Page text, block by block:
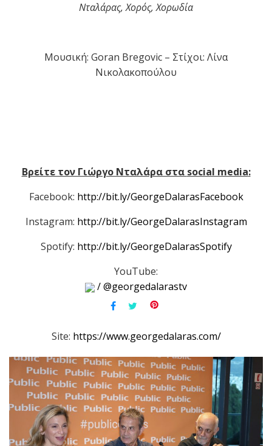
Νταλάρας, Χορός, Χορωδία
Μουσική: Goran Bregovic – Στίχοι: Λίνα
Νικολακοπούλου
Βρείτε τον Γιώργο Νταλάρα στα social media:
Facebook: http://bit.ly/GeorgeDalarasFacebook
Instagram: http://bit.ly/GeorgeDalarasInstagram
Spotify: http://bit.ly/GeorgeDalarasSpotify
YouTube:
/ @georgedalarastv
Site: https://www.georgedalaras.com/